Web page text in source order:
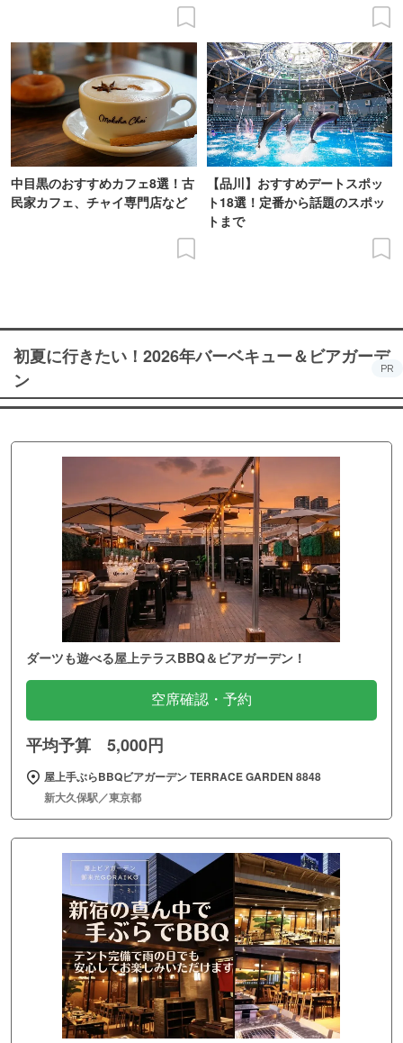
中目黒のおすすめカフェ8選！古
民家カフェ、チャイ専門店など
【品川】おすすめデートスポッ
ト18選！定番から話題のスポッ
トまで
初夏に行きたい！2026年バーベキュー＆ビアガーデ
ン
PR
ダーツも遊べる屋上テラスBBQ＆ビアガーデン！
空席確認・予約
平均予算 5,000円
屋上手ぶらBBQビアガーデン TERRACE GARDEN 8848
新大久保駅／東京都